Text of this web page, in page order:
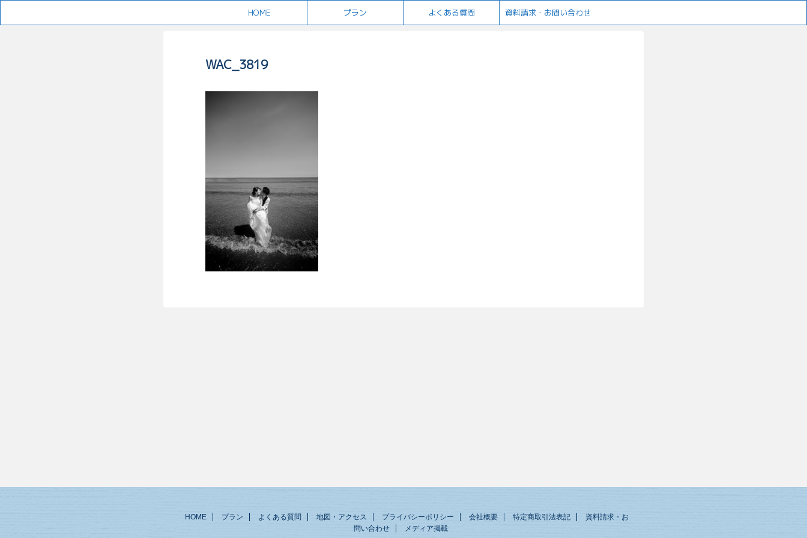
HOME プラン よくある質問 資料請求・お問い合わせ
WAC_3819
HOME プラン よくある質問 地図・アクセス プライバシーポリシー 会社概要 特定商取引法表記
資料請求・お
問い合わせ
メディア掲載